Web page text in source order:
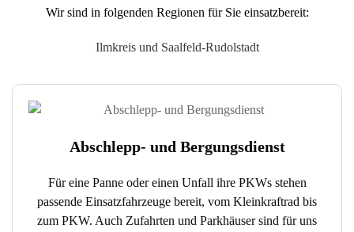
Wir sind in folgenden Regionen für Sie einsatzbereit:
Ilmkreis und Saalfeld-Rudolstadt
Abschlepp- und Bergungsdienst
Für eine Panne oder einen Unfall ihre PKWs stehen
passende Einsatzfahrzeuge bereit, vom Kleinkraftrad bis
zum PKW. Auch Zufahrten und Parkhäuser sind für uns